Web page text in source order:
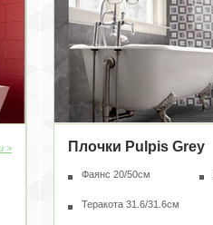
> Плочки Pulpis Grey
Фаянс 20/50см
Теракота 31.6/31.6см